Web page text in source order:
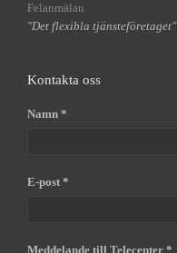
Felanmälan
"Det flexibla tjänsteföretaget"
Kontakta oss
Namn *
E-post *
Meddelande till Telecenter *